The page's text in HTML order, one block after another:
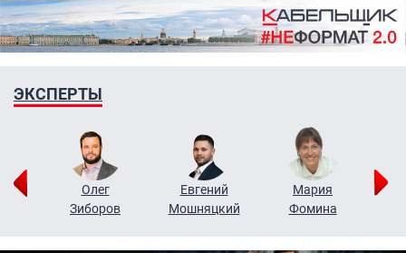
ЭКСПЕРТЫ
Олег
Зиборов
Евгений
Мошняцкий
Мария
Фомина